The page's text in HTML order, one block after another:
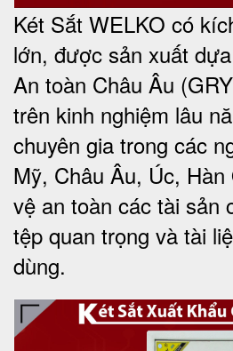
Két Sắt WELKO có
lớn, được sản xuất
An toàn Châu Âu
trên kinh nghiệm lâu
chuyên gia trong các
Mỹ, Châu Âu, Úc,
vệ an toàn các tài sản
tệp quan trọng và tài
dùng.